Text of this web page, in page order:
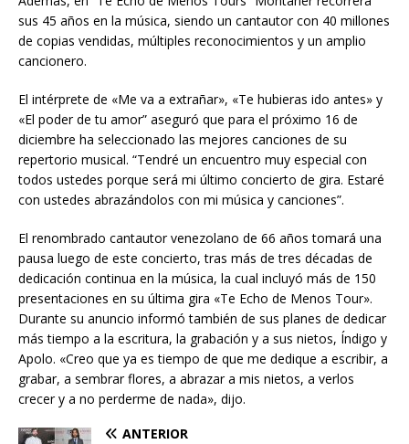
sus 45 años en la música, siendo un cantautor con 40 millones
de copias vendidas, múltiples reconocimientos y un amplio
cancionero.
El intérprete de «Me va a extrañar», «Te hubieras ido antes» y
«El poder de tu amor” aseguró que para el próximo 16 de
diciembre ha seleccionado las mejores canciones de su
repertorio musical. “Tendré un encuentro muy especial con
todos ustedes porque será mi último concierto de gira. Estaré
con ustedes abrazándolos con mi música y canciones”.
El renombrado cantautor venezolano de 66 años tomará una
pausa luego de este concierto, tras más de tres décadas de
dedicación continua en la música, la cual incluyó más de 150
presentaciones en su última gira «Te Echo de Menos Tour».
Durante su anuncio informó también de sus planes de dedicar
más tiempo a la escritura, la grabación y a sus nietos, Índigo y
Apolo. «Creo que ya es tiempo de que me dedique a escribir, a
grabar, a sembrar flores, a abrazar a mis nietos, a verlos
crecer y a no perderme de nada», dijo.
ANTERIOR